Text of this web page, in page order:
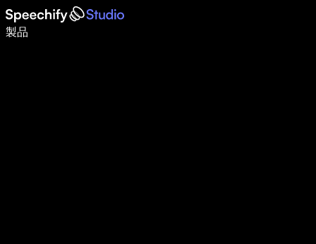
製品
音声入力で5倍速く書ける